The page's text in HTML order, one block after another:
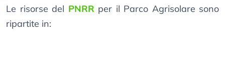
Le risorse del PNRR per il Parco Agrisolare sono
ripartite in: